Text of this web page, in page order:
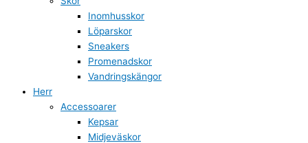
Inomhusskor
Löparskor
Sneakers
Promenadskor
Vandringskängor
Herr
Accessoarer
Kepsar
Midjeväskor